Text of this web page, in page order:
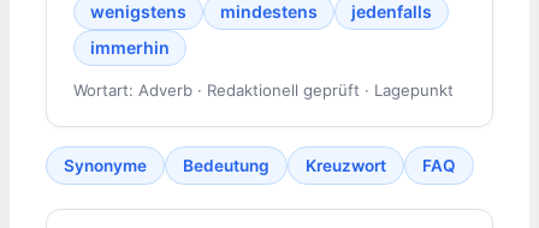
wenigstens mindestens
jedenfalls
immerhin
Wortart: Adverb · Redaktionell geprüft · Lagepunkt
Synonyme Bedeutung Kreuzwort FAQ